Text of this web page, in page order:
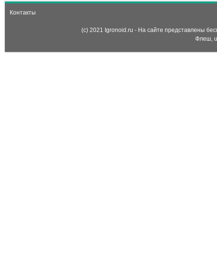
Контакты
(c) 2021 Igronoid.ru - На сайте представлены
Флеш,